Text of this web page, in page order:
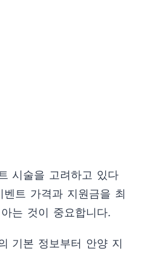
시술을 고려하고 있다
트 가격과 지원금을 최
는 것이 중요합니다.
기본 정보부터 안양 지